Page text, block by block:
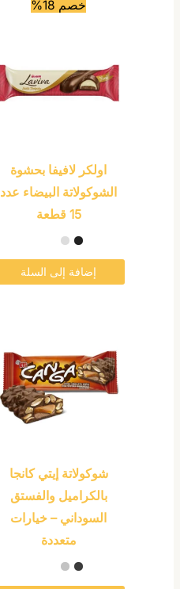
خصم 18%
اولكر لافيفا بحشوة
الشوكولاتة البيضاء عدد
15 قطعة
إضافة إلى السلة
شوكولاتة إيتي كانجا
بالكراميل والفستق
السوداني – خيارات
متعددة
العديد
من
الأشكال
المختلفة
المنتج.
يمكن
اختيار